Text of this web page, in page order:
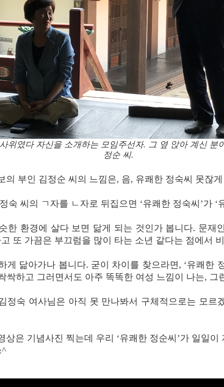
위였다 자신을 소개하는 모임주선자. 그 옆 앉아 계신 분
정순 씨.
의 부인 김정순 씨의 느낌은, 음, 유쾌한 정숙씨 못잖
정숙 씨의 ㄱ 자를 ㄴ자로 뒤집으면 ‘유쾌한 정숙씨 ’가 ‘
한 환경에 살다 보면 닮게 되는 것인가 봅니다. 문재
또 가끔은 부끄럼을 많이 타는 소년 같다는 점에서
게 닮아가나 봅니다. 굳이 차이를 찾으라면 , ‘유쾌한
싹하고 그러면서도 아주 똑똑한 여성 느낌이 나는, 그
정숙 여사님은 아직 못 만나봐서 구체적으로는 모르
상은 기념사진 찍는데 우리 ‘유쾌한 정순씨 ’가 일일이